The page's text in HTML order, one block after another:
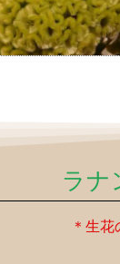
ラナ
＊生